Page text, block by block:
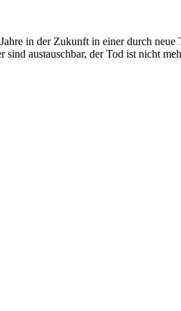
in der Zukunft in einer durch neue
austauschbar, der Tod ist nicht